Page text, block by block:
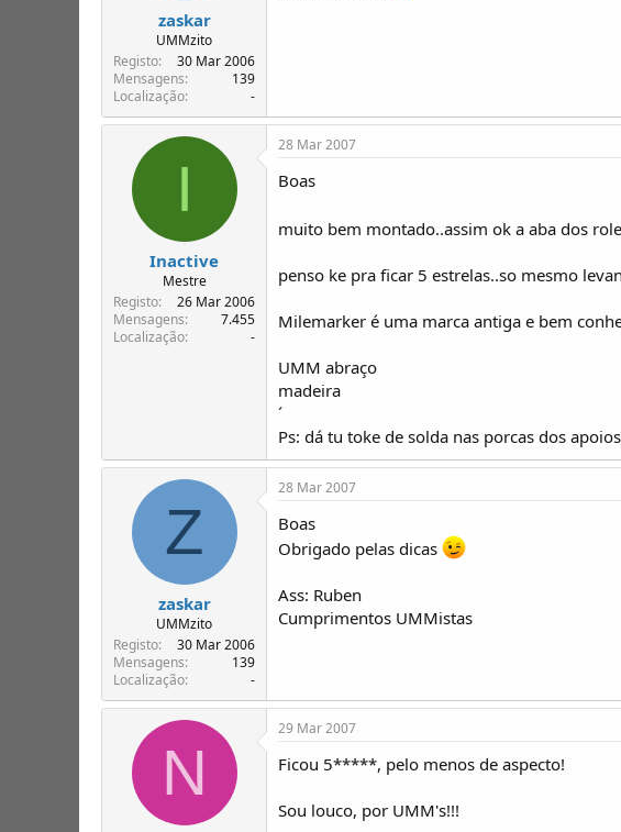
zaskar
UMMzito
Registo
30 Mar 2006
Mensagens
139
Localização
-
I
Inactive
Mestre
Registo
26 Mar 2006
Mensagens
7.455
Localização
-
28 Mar 2007
Boas
muito bem montado..assim ok a aba dos
penso ke pra ficar 5 estrelas..so mesmo
Milemarker é uma marca antiga e bem
UMM abraço
madeira
´
Ps: dá tu toke de solda nas porcas dos
Z
zaskar
UMMzito
Registo
30 Mar 2006
Mensagens
139
Localização
-
28 Mar 2007
Boas
Obrigado pelas dicas
Ass: Ruben
Cumprimentos UMMistas
N
29 Mar 2007
Ficou 5*****, pelo menos de aspecto!
Sou louco, por UMM's!!!